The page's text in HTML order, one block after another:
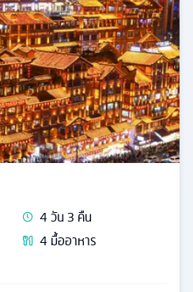
4วัน3 คืน
4 มื้ออาหาร